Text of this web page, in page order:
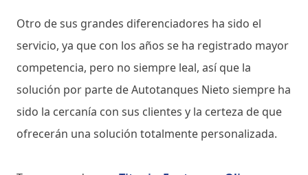
Otro de sus grandes diferenciadores ha sido el
servicio, ya que con los años se ha registrado mayor
competencia, pero no siempre leal, así que la
solución por parte de Autotanques Nieto siempre ha
sido la cercanía con sus clientes y la certeza de que
ofrecerán una solución totalmente personalizada.